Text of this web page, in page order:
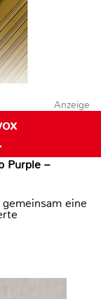
Anzeige
Purple –
eine